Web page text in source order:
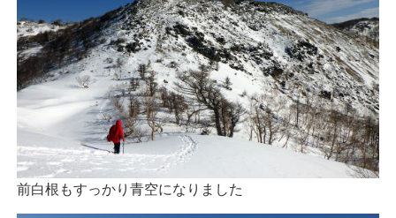
前白根もすっかり青空になりました